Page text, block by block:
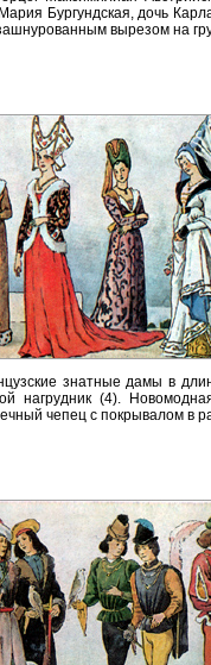
Бургундская, дочь
вырезом на
знатные дамы в
нагрудник (4).
чепец с покрывалом в